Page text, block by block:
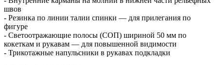
швов
- Резинка по линии талии спинки — для прилегания по
фигуре
- Светоотражающие полосы (СОП) шириной 50 мм по
кокеткам и рукавам — для повышенной видимости
- Трикотажные напульсники в рукавах подкладки